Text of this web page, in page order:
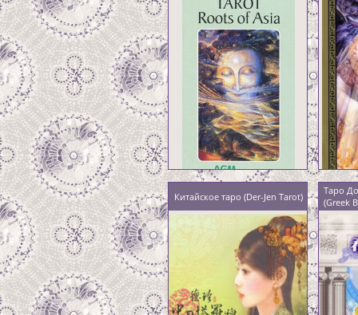
Китайское таро (Der-Jen Tarot)
Таро
(Greek